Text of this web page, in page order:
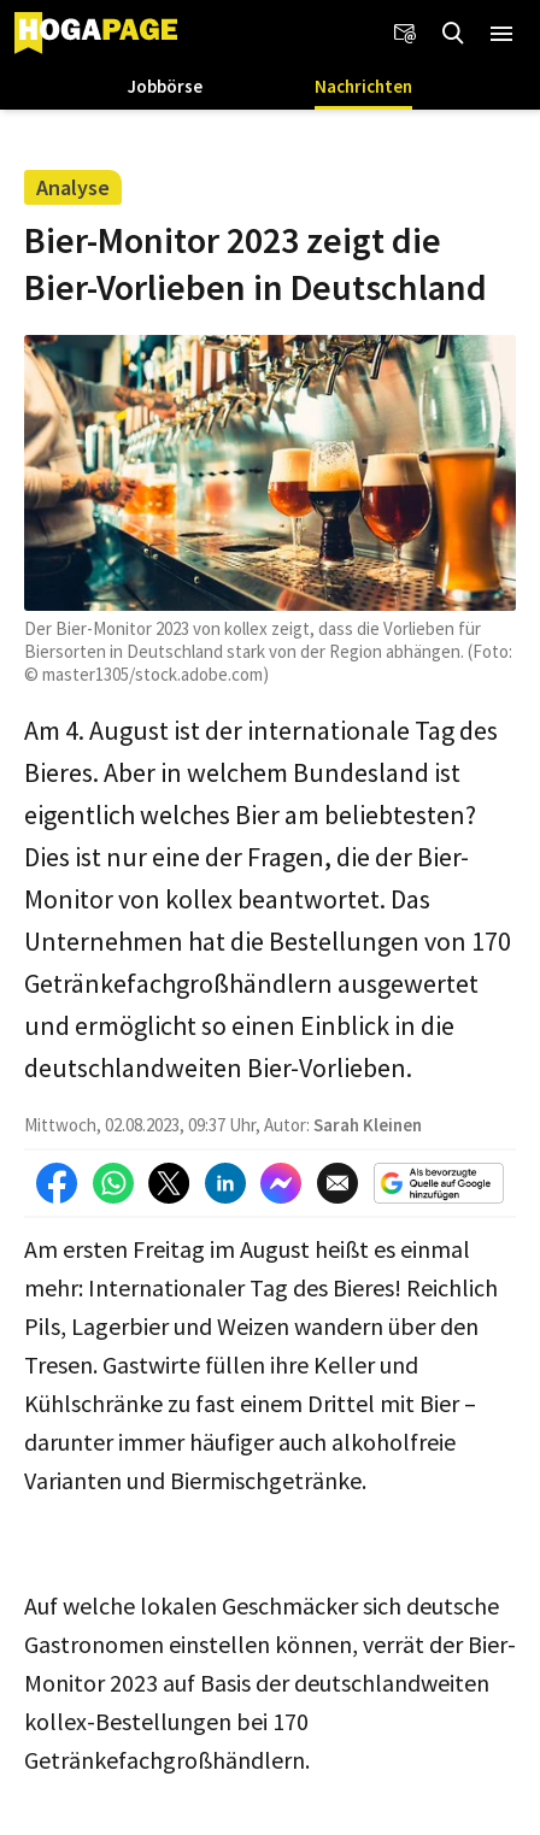
Jobbörse Nachrichten
Analyse
Bier-Monitor 2023 zeigt die
Bier-Vorlieben in Deutschland
Der Bier-Monitor 2023 von kollex zeigt, dass die Vorlieben für
Biersorten in Deutschland stark von der Region abhängen. (Foto:
© master1305/stock.adobe.com)
Am 4. August ist der internationale Tag des
Bieres. Aber in welchem Bundesland ist
eigentlich welches Bier am beliebtesten?
Dies ist nur eine der Fragen, die der Bier-
Monitor von kollex beantwortet. Das
Unternehmen hat die Bestellungen von 170
Getränkefachgroßhändlern ausgewertet
und ermöglicht so einen Einblick in die
deutschlandweiten Bier-Vorlieben.
Mittwoch, 02.08.2023, 09:37 Uhr, Autor: Sarah Kleinen
Am ersten Freitag im August heißt es einmal
mehr: Internationaler Tag des Bieres! Reichlich
Pils, Lagerbier und Weizen wandern über den
Tresen. Gastwirte füllen ihre Keller und
Kühlschränke zu fast einem Drittel mit Bier –
darunter immer häufiger auch alkoholfreie
Varianten und Biermischgetränke.
Auf welche lokalen Geschmäcker sich deutsche
Gastronomen einstellen können, verrät der Bier-
Monitor 2023 auf Basis der deutschlandweiten
kollex-Bestellungen bei 170
Getränkefachgroßhändlern.